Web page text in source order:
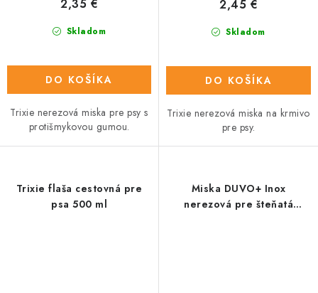
Skladom
2,35 €
DO KOŠÍKA
Trixie nerezová miska pre psy s
protišmykovou gumou.
Skladom
2,45 €
DO KOŠÍKA
Trixie nerezová miska na krmivo
pre psy.
Trixie flaša cestovná pre
psa 500 ml
Miska DUVO+ Inox
nerezová pre šteňatá